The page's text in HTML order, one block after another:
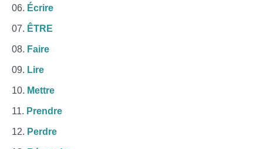
Écrire
ÊTRE
Faire
Lire
Mettre
Prendre
Perdre